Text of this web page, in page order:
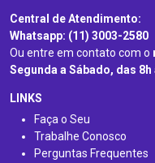
Central de Atendimento:
Whatsapp: (11) 3003-2580
Ou entre em contato com o
Segunda a Sábado, das 8h
LINKS
Faça o Seu
Trabalhe Conosco
Perguntas Frequentes